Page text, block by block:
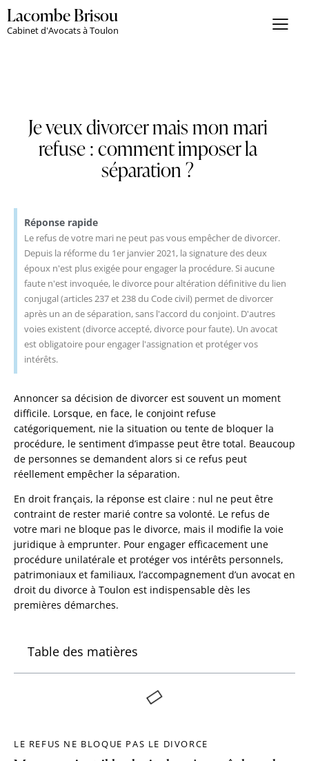
Lacombe Brisou
Cabinet d'Avocats à Toulon
Je veux divorcer mais mon mari
refuse : comment imposer la
séparation ?
Réponse rapide
Le refus de votre mari ne peut pas vous empêcher de divorcer.
Depuis la réforme du 1er janvier 2021, la signature des deux
époux n'est plus exigée pour engager la procédure. Si aucune
faute n'est invoquée, le divorce pour altération définitive du lien
conjugal (articles 237 et 238 du Code civil) permet de divorcer
après un an de séparation, sans l'accord du conjoint. D'autres
voies existent (divorce accepté, divorce pour faute). Un avocat
est obligatoire pour engager l'assignation et protéger vos
intérêts.
Annoncer sa décision de divorcer est souvent un moment
difficile. Lorsque, en face, le conjoint refuse
catégoriquement, nie la situation ou tente de bloquer la
procédure, le sentiment d’impasse peut être total. Beaucoup
de personnes se demandent alors si ce refus peut
réellement empêcher la séparation.
En droit français, la réponse est claire : nul ne peut être
contraint de rester marié contre sa volonté. Le refus de
votre mari ne bloque pas le divorce, mais il modifie la voie
juridique à emprunter. Pour engager efficacement une
procédure unilatérale et protéger vos intérêts personnels,
patrimoniaux et familiaux, l’accompagnement d’un avocat en
droit du divorce à Toulon est indispensable dès les
premières démarches.
Table des matières
LE REFUS NE BLOQUE PAS LE DIVORCE